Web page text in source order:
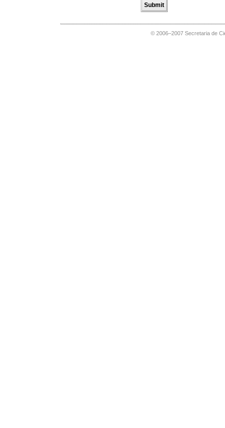
© 2006–2007 Secretaria de